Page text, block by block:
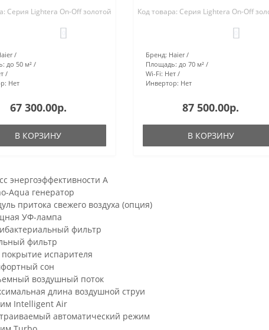
Серия Lightera On-Off золотой
до 50 м²
Нет
67 300.00р.
В КОРЗИНУ
Код товара: Серия Lightera On-Off
Бренд: Haier
Площадь: до 70 м²
Wi-Fi: Нет
Инвертор: Нет
87 500.00р.
В КОРЗИНУ
энергоэффективности A
Aqua генератор
притока свежего воздуха (опция)
УФ-лампа
фильтр
фильтр
покрытие испарителя
сон
воздушный поток
длина воздушной струи
Intelligent Air
автоматический режим